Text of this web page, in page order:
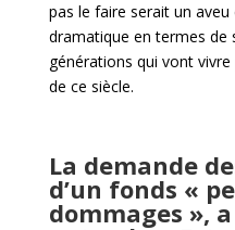
pas le faire serait un aveu
dramatique en termes de
générations qui vont
de ce siècle.
La demande
d’un fonds «
dommages »,